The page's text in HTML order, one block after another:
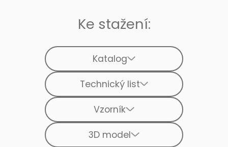
Ke stažení:
Katalog
Technický list
Vzorník
3D model